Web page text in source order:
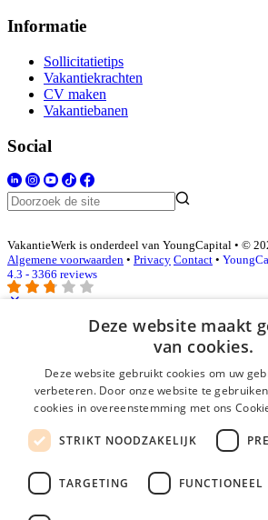
Informatie
Sollicitatietips
Vakantiekrachten
CV maken
Vakantiebanen
Social
VakantieWerk is onderdeel van YoungCapital • ©
Algemene voorwaarden • Privacy Contact •
4.3 - 3366 reviews
Inloggen als bedrijf
E-mail*
Wachtwoord
login gegevens onthouden
login
Deze website maakt
van cookies.
Deze website gebruikt cookies om uw
verbeteren. Door onze website te
cookies in overeenstemming met ons
STRIKT NOODZAKELIJK
TARGETING FUNCTIONEEL